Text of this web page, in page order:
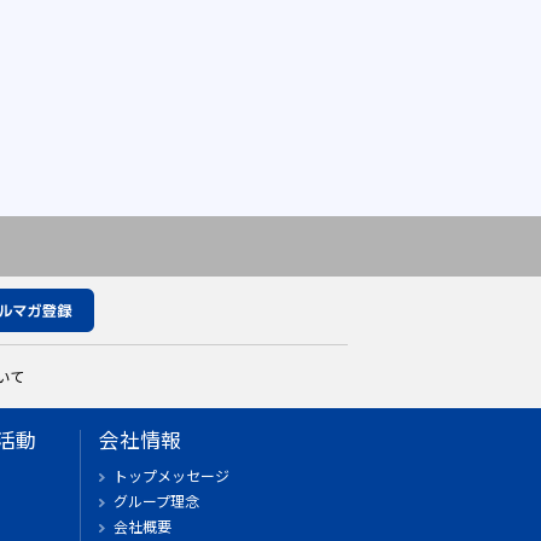
て
動 会社情報
トップメッセージ
グループ理念
会社概要